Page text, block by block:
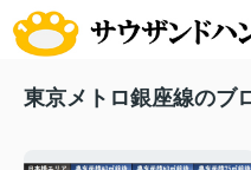
東京メトロ銀座線のブ